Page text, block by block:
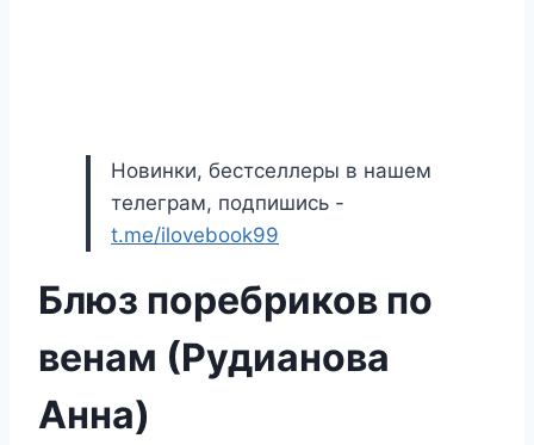
Новинки, бестселлеры в нашем
телеграм, подпишись -
t.me/ilovebook99
Блюз поребриков по
венам (Рудианова
Анна)